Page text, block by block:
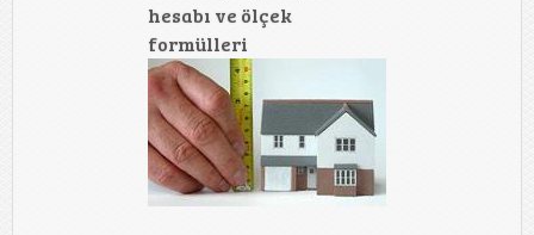
hesabı ve ölçek
formülleri